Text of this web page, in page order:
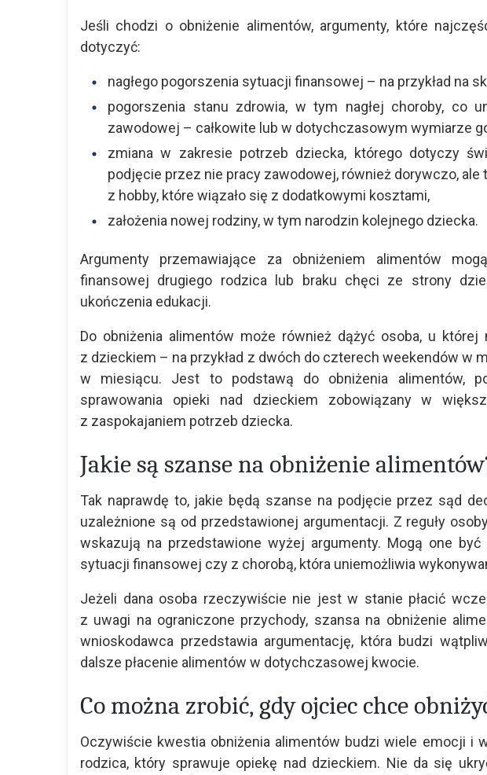
Jeśli chodzi o obniżenie alimentów, argumenty, które
dotyczyć:
nagłego pogorszenia sytuacji finansowej – na przykład na
pogorszenia stanu zdrowia, w tym nagłej choroby, co
zawodowej – całkowite lub w dotychczasowym wymiarze
zmiana w zakresie potrzeb dziecka, którego dotyczy
podjęcie przez nie pracy zawodowej, również dorywczo,
z hobby, które wiązało się z dodatkowymi kosztami,
założenia nowej rodziny, w tym narodzin kolejnego dziecka.
Argumenty przemawiające za obniżeniem alimentów
finansowej drugiego rodzica lub braku chęci ze strony
ukończenia edukacji.
Do obniżenia alimentów może również dążyć osoba, u
z dzieckiem – na przykład z dwóch do czterech weekendów w
w miesiącu. Jest to podstawą do obniżenia alimentów,
sprawowania opieki nad dzieckiem zobowiązany w
z zaspokajaniem potrzeb dziecka.
Jakie są szanse na obniżenie
Tak naprawdę to, jakie będą szanse na podjęcie przez sąd
uzależnione są od przedstawionej argumentacji. Z reguły
wskazują na przedstawione wyżej argumenty. Mogą one
sytuacji finansowej czy z chorobą, która uniemożliwia
Jeżeli dana osoba rzeczywiście nie jest w stanie płacić
z uwagi na ograniczone przychody, szansa na obniżenie
wnioskodawca przedstawia argumentację, która budzi
dalsze płacenie alimentów w dotychczasowej kwocie.
Co można zrobić, gdy ojciec chce
Oczywiście kwestia obniżenia alimentów budzi wiele emocji i
rodzica, który sprawuje opiekę nad dzieckiem. Nie da się